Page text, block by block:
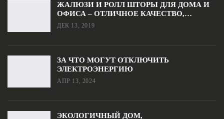
ЖАЛЮЗИ И РОЛЛ ШТОРЫ ДЛЯ ДОМА И
ОФИСА – ОТЛИЧНОЕ КАЧЕСТВО,…
ДЕК 13, 2019
ЗА ЧТО МОГУТ ОТКЛЮЧИТЬ
ЭЛЕКТРОЭНЕРГИЮ
АПР 13, 2024
ЭКОЛОГИЧНЫЙ ДОМ,